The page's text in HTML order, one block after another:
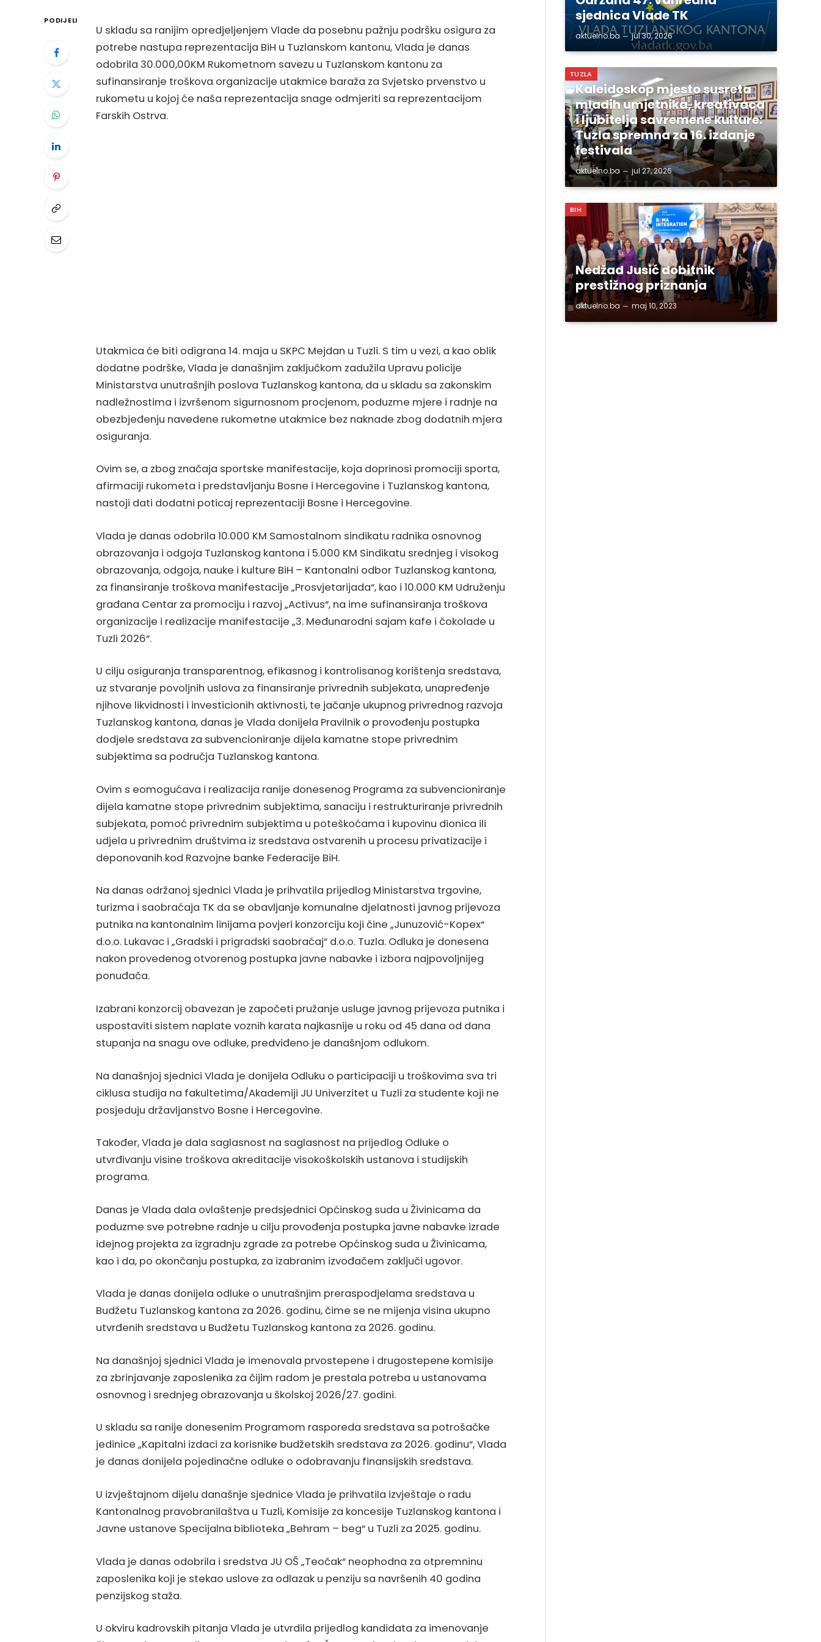
PODIJELI
U skladu sa ranijim opredjeljenjem Vlade da posebnu pažnju podršku osigura za
potrebe nastupa reprezentacija BiH u Tuzlanskom kantonu, Vlada je danas
odobrila 30.000,00KM Rukometnom savezu u Tuzlanskom kantonu za
sufinansiranje troškova organizacije utakmice baraža za Svjetsko prvenstvo u
rukometu u kojoj će naša reprezentacija snage odmjeriti sa reprezentacijom
Farskih Ostrva.
Utakmica će biti odigrana 14. maja u SKPC Mejdan u Tuzli. S tim u vezi, a kao oblik
dodatne podrške, Vlada je današnjim zaključkom zadužila Upravu policije
Ministarstva unutrašnjih poslova Tuzlanskog kantona, da u skladu sa zakonskim
nadležnostima i izvršenom sigurnosnom procjenom, poduzme mjere i radnje na
obezbjeđenju navedene rukometne utakmice bez naknade zbog dodatnih mjera
osiguranja.
Ovim se, a zbog značaja sportske manifestacije, koja doprinosi promociji sporta,
afirmaciji rukometa i predstavljanju Bosne i Hercegovine i Tuzlanskog kantona,
nastoji dati dodatni poticaj reprezentaciji Bosne i Hercegovine.
Vlada je danas odobrila 10.000 KM Samostalnom sindikatu radnika osnovnog
obrazovanja i odgoja Tuzlanskog kantona i 5.000 KM Sindikatu srednjeg i visokog
obrazovanja, odgoja, nauke i kulture BiH – Kantonalni odbor Tuzlanskog kantona,
za finansiranje troškova manifestacije „Prosvjetarijada“, kao i 10.000 KM Udruženju
građana Centar za promociju i razvoj „Activus“, na ime sufinansiranja troškova
organizacije i realizacije manifestacije „3. Međunarodni sajam kafe i čokolade u
Tuzli 2026“.
U cilju osiguranja transparentnog, efikasnog i kontrolisanog korištenja sredstava,
uz stvaranje povoljnih uslova za finansiranje privrednih subjekata, unapređenje
njihove likvidnosti i investicionih aktivnosti, te jačanje ukupnog privrednog razvoja
Tuzlanskog kantona, danas je Vlada donijela Pravilnik o provođenju postupka
dodjele sredstava za subvencioniranje dijela kamatne stope privrednim
subjektima sa područja Tuzlanskog kantona.
Ovim s eomogućava i realizacija ranije donesenog Programa za subvencioniranje
dijela kamatne stope privrednim subjektima, sanaciju i restrukturiranje privrednih
subjekata, pomoć privrednim subjektima u poteškoćama i kupovinu dionica ili
udjela u privrednim društvima iz sredstava ostvarenih u procesu privatizacije i
deponovanih kod Razvojne banke Federacije BiH.
Na danas održanoj sjednici Vlada je prihvatila prijedlog Ministarstva trgovine,
turizma i saobraćaja TK da se obavljanje komunalne djelatnosti javnog prijevoza
putnika na kantonalnim linijama povjeri konzorciju koji čine „Junuzović-Kopex“
d.o.o. Lukavac i „Gradski i prigradski saobraćaj“ d.o.o. Tuzla. Odluka je donesena
nakon provedenog otvorenog postupka javne nabavke i izbora najpovoljnijeg
ponuđača.
Izabrani konzorcij obavezan je započeti pružanje usluge javnog prijevoza putnika i
uspostaviti sistem naplate voznih karata najkasnije u roku od 45 dana od dana
stupanja na snagu ove odluke, predviđeno je današnjom odlukom.
Na današnjoj sjednici Vlada je donijela Odluku o participaciji u troškovima sva tri
ciklusa studija na fakultetima/Akademiji JU Univerzitet u Tuzli za studente koji ne
posjeduju državljanstvo Bosne i Hercegovine.
Također, Vlada je dala saglasnost na saglasnost na prijedlog Odluke o
utvrđivanju visine troškova akreditacije visokoškolskih ustanova i studijskih
programa.
Danas je Vlada dala ovlaštenje predsjednici Općinskog suda u Živinicama da
poduzme sve potrebne radnje u cilju provođenja postupka javne nabavke izrade
idejnog projekta za izgradnju zgrade za potrebe Općinskog suda u Živinicama,
kao i da, po okončanju postupka, za izabranim izvođačem zaključi ugovor.
Vlada je danas donijela odluke o unutrašnjim preraspodjelama sredstava u
Budžetu Tuzlanskog kantona za 2026. godinu, čime se ne mijenja visina ukupno
utvrđenih sredstava u Budžetu Tuzlanskog kantona za 2026. godinu.
Na današnjoj sjednici Vlada je imenovala prvostepene i drugostepene komisije
za zbrinjavanje zaposlenika za čijim radom je prestala potreba u ustanovama
osnovnog i srednjeg obrazovanja u školskoj 2026/27. godini.
U skladu sa ranije donesenim Programom rasporeda sredstava sa potrošačke
jedinice „Kapitalni izdaci za korisnike budžetskih sredstava za 2026. godinu“, Vlada
je danas donijela pojedinačne odluke o odobravanju finansijskih sredstava.
U izvještajnom dijelu današnje sjednice Vlada je prihvatila izvještaje o radu
Kantonalnog pravobranilaštva u Tuzli, Komisije za koncesije Tuzlanskog kantona i
Javne ustanove Specijalna biblioteka „Behram – beg“ u Tuzli za 2025. godinu.
Vlada je danas odobrila i sredstva JU OŠ „Teočak“ neophodna za otpremninu
zaposlenika koji je stekao uslove za odlazak u penziju sa navršenih 40 godina
penzijskog staža.
U okviru kadrovskih pitanja Vlada je utvrdila prijedlog kandidata za imenovanje
sjednica Vlade TK
aktuelno.ba jul 30, 2026
TUZLA
Kaleidoskop mjesto susreta
mladih umjetnika, kreativaca
i ljubitelja savremene kulture:
Tuzla spremna za 16. izdanje
festivala
aktuelno.ba jul 27, 2026
BIH
Nedžad Jusić dobitnik
prestižnog priznanja
aktuelno.ba maj 10, 2023